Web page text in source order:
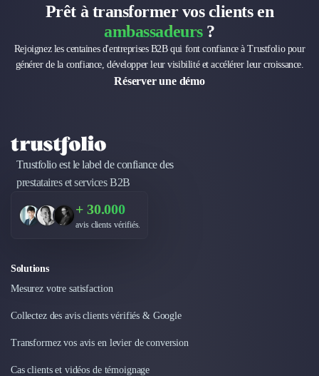
Prêt à transformer vos clients en
ambassadeurs?
Rejoignez les centaines d'entreprises B2B qui font confiance à Trustfolio pour
générer de la confiance, développer leur visibilité et accélérer leur croissance.
Réserver une démo
Trustfolio est le label de confiance des
prestataires et services B2B
+ 30.000
avis clients vérifiés.
Solutions
Mesurez votre satisfaction
Collectez des avis clients vérifiés & Google
Transformez vos avis en levier de conversion
Cas clients et vidéos de témoignage